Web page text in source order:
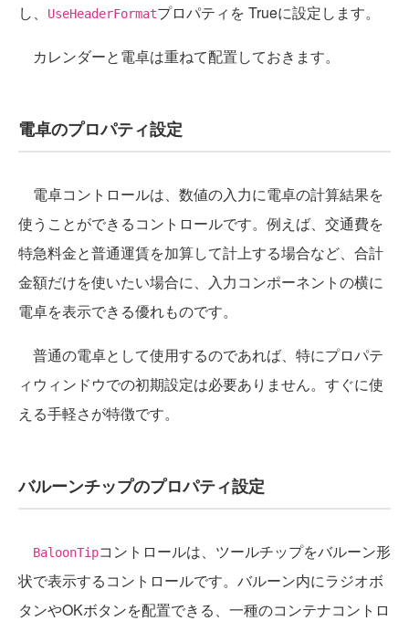
し、
UseHeaderFormatプロパティを Trueに設定します。
カレンダーと電卓は重ねて配置しておきます。
電卓のプロパティ設定
電卓コントロールは、数値の入力に電卓の計算結果を
使うことができるコントロールです。例えば、交通費を
特急料金と普通運賃を加算して計上する場合など、合計
金額だけを使いたい場合に、入力コンポーネントの横に
電卓を表示できる優れものです。
普通の電卓として使用するのであれば、特にプロパテ
ィウィンドウでの初期設定は必要ありません。すぐに使
える手軽さが特徴です。
バルーンチップのプロパティ設定
BaloonTipコントロールは、ツールチップをバルーン形
状で表示するコントロールです。バルーン内にラジオボ
タンやOKボタンを配置できる、一種のコンテナコントロ